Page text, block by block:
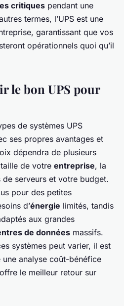
critiques pendant une
termes, l’UPS est une
garantissant que vos
opérationnels quoi qu’il
le bon UPS pour
de systèmes UPS
ses propres avantages et
dépendra de plusieurs
de votre entreprise, la
de serveurs et votre budget.
pour des petites
d’énergie limités, tandis
aux grandes
de données massifs.
systèmes peut varier, il est
analyse coût-bénéfice
le meilleur retour sur